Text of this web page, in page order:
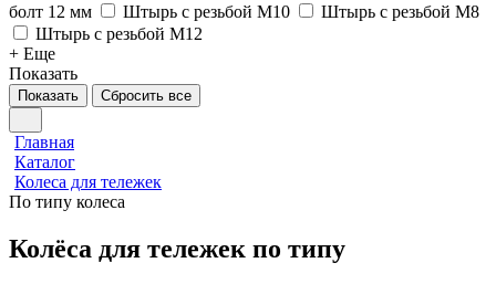
болт 12 мм
Штырь с резьбой M10
Штырь с резьбой М8
Штырь с резьбой М12
+ Еще
Показать
Показать Сбросить все
Главная
Каталог
Колеса для тележек
По типу колеса
Колёса для тележек по типу